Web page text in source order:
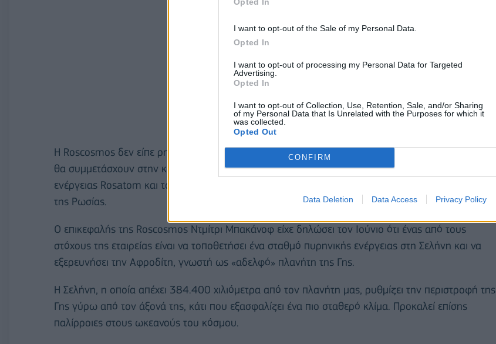
I want to opt-out of the Sale of my Personal Data.
Opted In
I want to opt-out of processing my Personal Data for Targeted
Advertising.
Opted In
I want to opt-out of Collection, Use, Retention, Sale, and/or Sharing
of my Personal Data that Is Unrelated with the Purposes for which it
was collected.
Opted Out
CONFIRM
Data Deletion Data Access Privacy Policy
Η Roscosmos δεν είπε ρητά ότι ο σταθμός θα είναι πυρηνικός, αλλά διευκρίνισε ότι σ' αυτούς που
θα συμμετάσχουν στην κατασκευή του περιλαμβάνονται η ρωσική κρατική εταιρεία πυρηνικής
ενέργειας Rosatom και το Ινστιτούτο Κουρτσάτοφ, το κορυφαίο ινστιτούτο πυρηνικών ερευνών
της Ρωσίας.
Ο επικεφαλής της Roscosmos Ντμίτρι Μπακάνοφ είχε δηλώσει τον Ιούνιο ότι ένας από τους
στόχους της εταιρείας είναι να τοποθετήσει ένα σταθμό πυρηνικής ενέργειας στη Σελήνη και να
εξερευνήσει την Αφροδίτη, γνωστή ως «αδελφό» πλανήτη της Γης.
Η Σελήνη, η οποία απέχει 384.400 χιλιόμετρα από τον πλανήτη μας, ρυθμίζει την περιστροφή της
Γης γύρω από τον άξονά της, κάτι που εξασφαλίζει ένα πιο σταθερό κλίμα. Προκαλεί επίσης
παλίρροιες στους ωκεανούς του κόσμου.